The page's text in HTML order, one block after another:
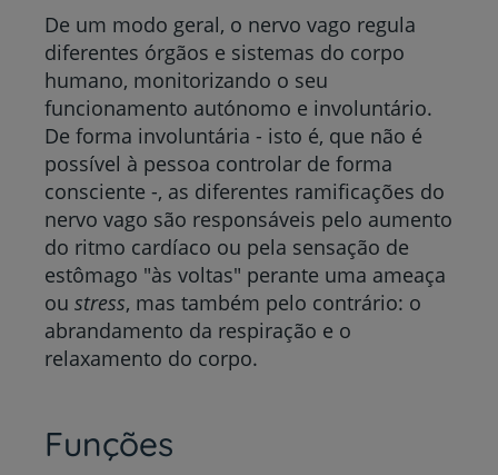
De um modo geral, o nervo vago regula
diferentes órgãos e sistemas do corpo
humano, monitorizando o seu
funcionamento autónomo e involuntário.
De forma involuntária - isto é, que não é
possível à pessoa controlar de forma
consciente -, as diferentes ramificações do
nervo vago são responsáveis pelo aumento
do ritmo cardíaco ou pela sensação de
estômago "às voltas" perante uma ameaça
ou stress, mas também pelo contrário: o
abrandamento da respiração e o
relaxamento do corpo.
Funções